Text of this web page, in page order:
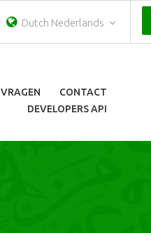
Dutch Nederlands
VRAGEN
CONTACT
DEVELOPERS API